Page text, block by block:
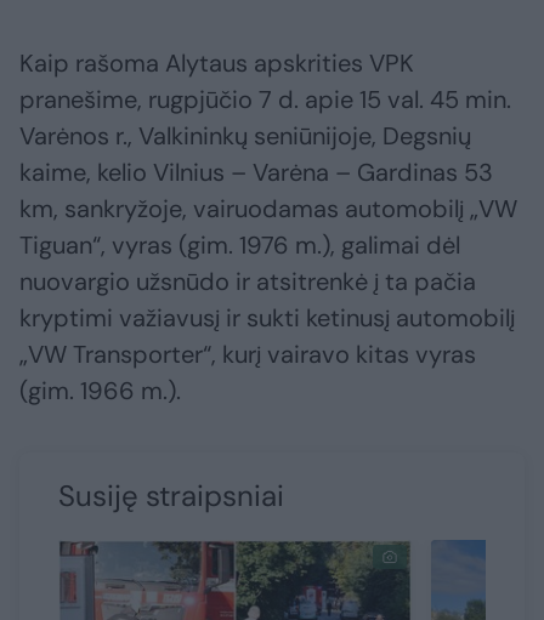
Kaip rašoma Alytaus apskrities VPK
pranešime, rugpjūčio 7 d. apie 15 val. 45 min.
Varėnos r., Valkininkų seniūnijoje, Degsnių
kaime, kelio Vilnius – Varėna – Gardinas 53
km, sankryžoje, vairuodamas automobilį „VW
Tiguan“, vyras (gim. 1976 m.), galimai dėl
nuovargio užsnūdo ir atsitrenkė į ta pačia
kryptimi važiavusį ir sukti ketinusį automobilį
„VW Transporter“, kurį vairavo kitas vyras
(gim. 1966 m.).
Susiję straipsniai